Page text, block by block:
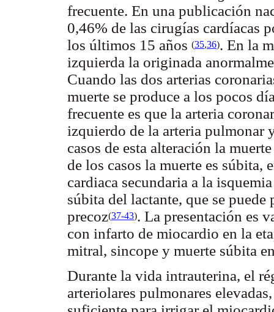
frecuente. En una publicación
0,46% de las cirugías cardíacas
los últimos 15 años (35 36). En la
izquierda la originada
Cuando las dos arterias
muerte se produce a los pocos
frecuente es que la arteria
izquierdo de la arteria pulmonar
casos de esta alteración la
de los casos la muerte es
cardiaca secundaria a la
súbita del lactante, que se
precoz(37-43). La presentación es
con infarto de miocardio en la
mitral, sincope y muerte súbita
Durante la vida intrauterina, el
arteriolares pulmonares